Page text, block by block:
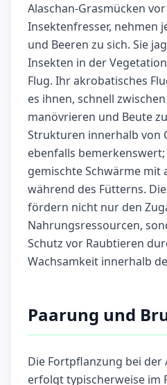
Alaschan-Grasmücken
Insektenfresser, nehmen
und Beeren zu sich. Sie
Insekten in der
Flug. Ihr akrobatisches
es ihnen, schnell
manövrieren und Beute
Strukturen innerhalb von
ebenfalls
gemischte Schwärme mit
während des Fütterns.
fördern nicht nur den
Nahrungsressourcen,
Schutz vor Raubtieren
Wachsamkeit innerhalb
Paarung und
Die Fortpflanzung bei der
erfolgt typischerweise im